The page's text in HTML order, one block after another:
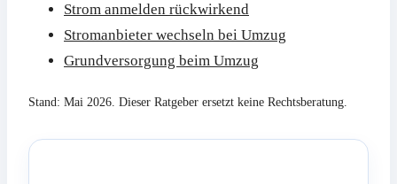
Strom anmelden rückwirkend
Stromanbieter wechseln bei Umzug
Grundversorgung beim Umzug
Stand: Mai 2026. Dieser Ratgeber ersetzt keine Rechtsberatung.